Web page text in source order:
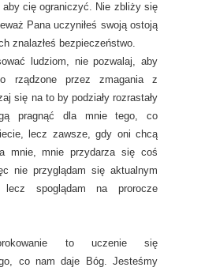
aby cię ograniczyć. Nie zbliży się
Pana uczyniłeś swoją ostoją
znalazłeś bezpieczeństwo.
ludziom, nie pozwalaj, aby
rządzone przez zmagania z
się na to by podziały rozrastały
pragnąć dla mnie tego, co
lecz zawsze, gdy oni chcą
mnie, mnie przydarza się coś
nie przyglądam się aktualnym
lecz spoglądam na prorocze
to uczenie się
co nam daje Bóg. Jesteśmy